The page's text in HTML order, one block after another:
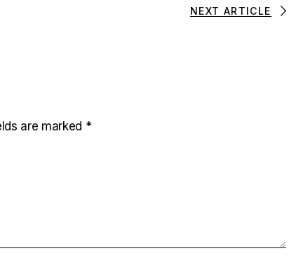
NEXT ARTICLE
are marked *